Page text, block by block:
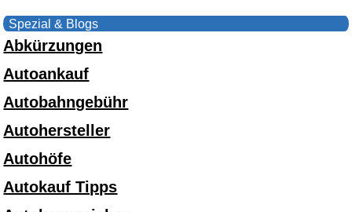
Spezial & Blogs
Abkürzungen
Autoankauf
Autobahngebühr
Autohersteller
Autohöfe
Autokauf Tipps